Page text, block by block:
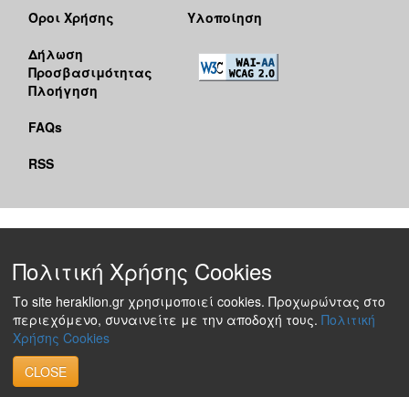
Όροι Χρήσης
Δήλωση
Προσβασιμότητας
Πλοήγηση
FAQs
RSS
Υλοποίηση
Πολιτική Χρήσης Cookies
Το site heraklion.gr χρησιμοποιεί cookies. Προχωρώντας στο
περιεχόμενο, συναινείτε με την αποδοχή τους. Πολιτική
Χρήσης Cookies
CLOSE